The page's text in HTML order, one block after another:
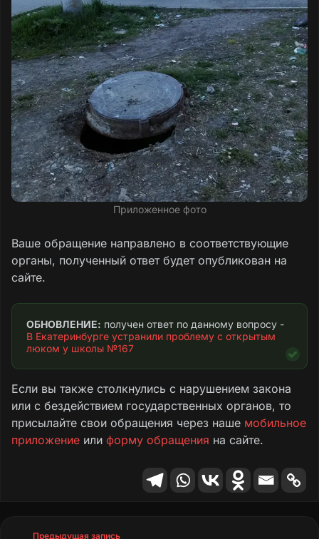
Приложенное фото
Ваше обращение направлено в соответствующие
органы, полученный ответ будет опубликован на
сайте.
ОБНОВЛЕНИЕ:
В Екатеринбурге устранили проблему с открытым
люком у школы №167
Если вы также столкнулись с нарушением закона
или с бездействием государственных органов, то
присылайте свои обращения через наше мобильное
приложение или форму обращения на сайте.
Предыдущая запись